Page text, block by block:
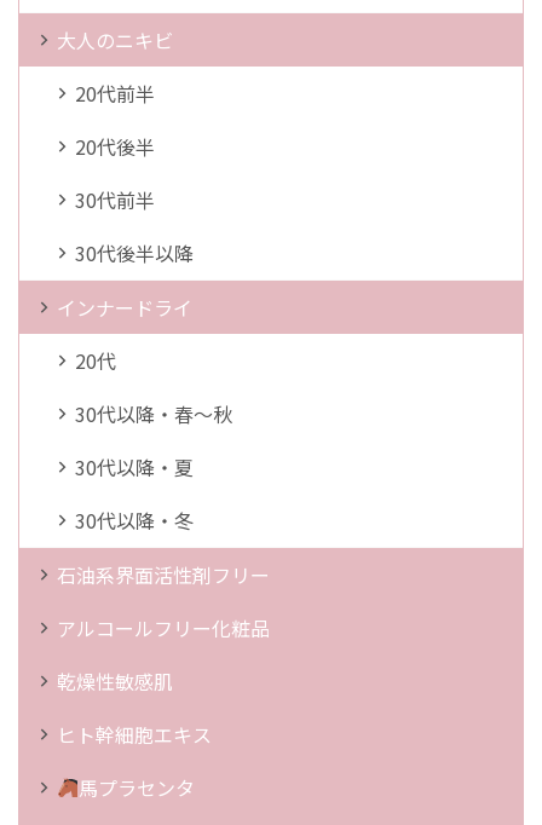
大人のニキビ
20代前半
20代後半
30代前半
30代後半以降
インナードライ
20代
30代以降・春～秋
30代以降・夏
30代以降・冬
石油系界面活性剤フリー
アルコールフリー化粧品
乾燥性敏感肌
ヒト幹細胞エキス
馬プラセンタ